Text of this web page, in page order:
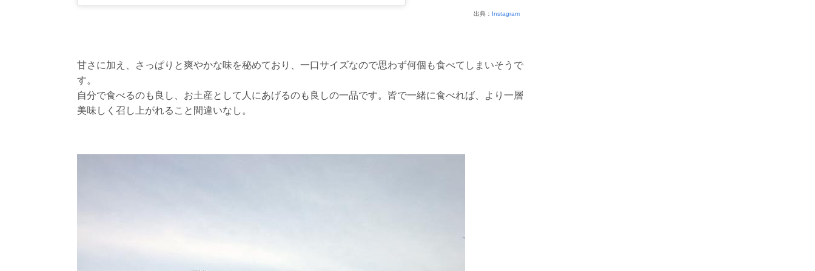
出典： Instagram
甘さに加え、さっぱりと爽やかな味を秘めており、一口サイズなので思わず何個も食べてしまいそうで
す。
自分で食べるのも良し、お土産として人にあげるのも良しの一品です。皆で一緒に食べれば、より一層
美味しく召し上がれること間違いなし。